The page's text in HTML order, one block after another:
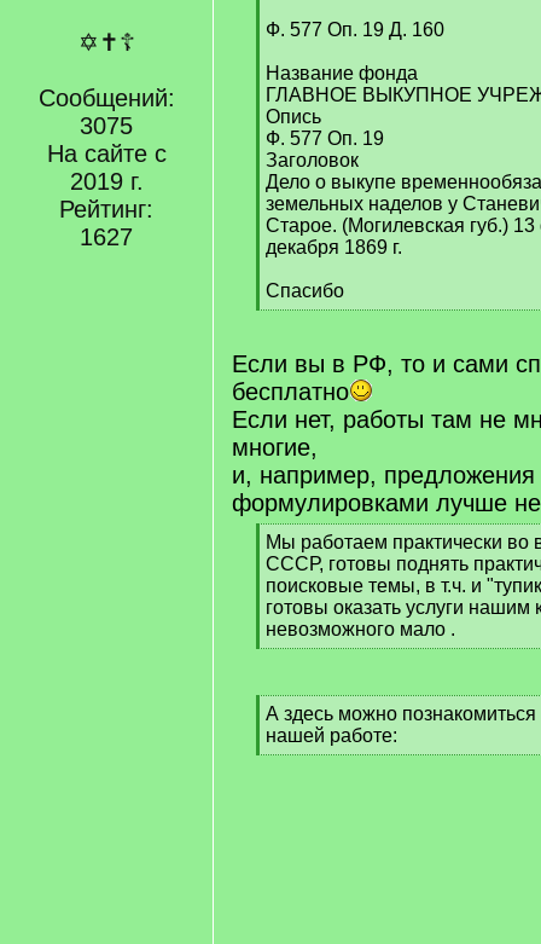
✡✝☦
Сообщений:
3075
На сайте с
2019 г.
Рейтинг:
1627
Ф. 577 Оп. 19 Д. 160
Название фонда
ГЛАВНОЕ ВЫКУПНОЕ
Опись
Ф. 577 Оп. 19
Заголовок
Дело о выкупе
земельных наделов у
Старое. (Могилевская губ.)
декабря 1869 г.
Спасибо
[
q
]
Если вы в РФ, то и сами
бесплатно
Если нет, работы там не
многие,
и, например, предложения
формулировками лучше
[
q
]
Мы работаем практически во
СССР, готовы поднять
поисковые темы, в т.ч. и
готовы оказать услуги нашим
невозможного мало .
[
q
][
q
]
А здесь можно
нашей работе:
[